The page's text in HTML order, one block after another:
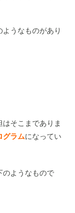
うなものがあり
そこまでありま
グラムになってい
のようなもので